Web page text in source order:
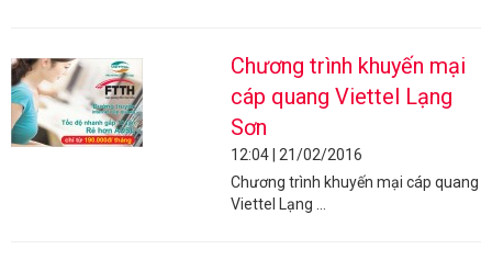
Chương trình khuyến mại
cáp quang Viettel Lạng
Sơn
12:04 | 21/02/2016
Chương trình khuyến mại cáp quang
Viettel Lạng ...